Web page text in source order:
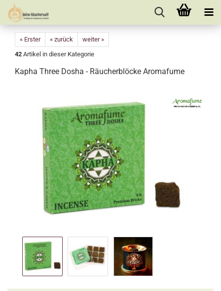
« Erster « zurück
weiter »
42 Artikel in dieser Kategorie
Kapha Three Dosha - Räucherblöcke Aromafume